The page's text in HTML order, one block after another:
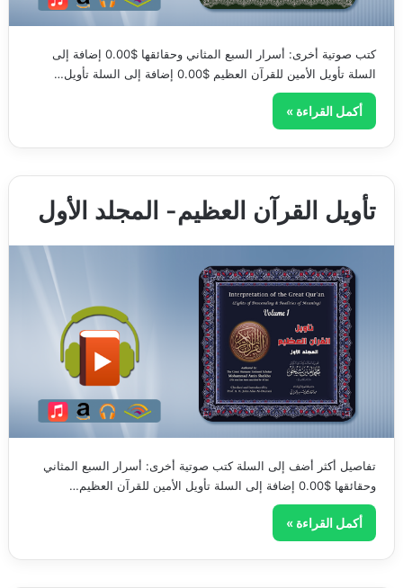
كتب صوتية أخرى: أسرار السبع المثاني وحقائقها $0.00 إضافة إلى
السلة تأويل الأمين للقرآن العظيم $0.00 إضافة إلى السلة تأويل…
أكمل القراءة »
تأويل القرآن العظيم- المجلد الأول
تفاصيل أكثر أضف إلى السلة كتب صوتية أخرى: أسرار السبع المثاني
وحقائقها $0.00 إضافة إلى السلة تأويل الأمين للقرآن العظيم…
أكمل القراءة »